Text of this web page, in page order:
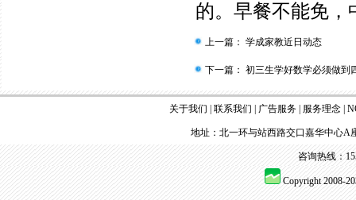
的。早餐不能免，
上一篇： 学成家教近日动态
下一篇： 初三生学好数学必须做到
关于我们 联系我们 广告服务| 服务理念|
地址：北一环与站西路交口嘉华中心
咨询热线：
Copyright 2008-